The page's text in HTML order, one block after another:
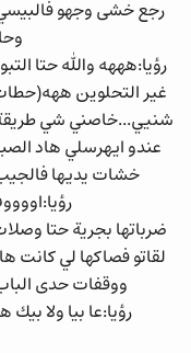
رجع خشى وجهو
رؤيا:هههه والله حتا
غير التحلوين
شنيي...خاصني شي
عندو ايهرسلي هاد
خشات يديها
ضرباتها بجرية حتا
لقاتو فصاكها لي كانت
ووقفات حدى الباب
رؤيا:عا بيا ولا